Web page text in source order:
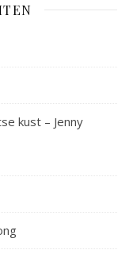
kust – Jenny